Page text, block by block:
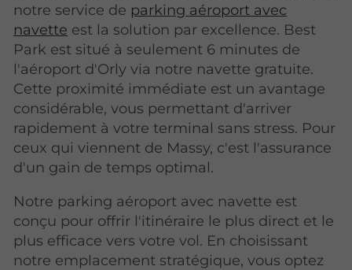
notre service de parking aéroport avec
navette est la solution par excellence. Best
Park est situé à seulement 6 minutes de
l'aéroport d'Orly via notre navette gratuite.
Cette proximité immédiate est un avantage
considérable, vous permettant d'arriver
rapidement à votre terminal sans stress. Pour
ceux qui viennent de Massy, c'est l'assurance
d'un gain de temps optimal.
Notre parking aéroport avec navette est
conçu pour offrir l'itinéraire le plus direct et le
plus efficace vers votre vol. En choisissant
notre emplacement stratégique, vous optez